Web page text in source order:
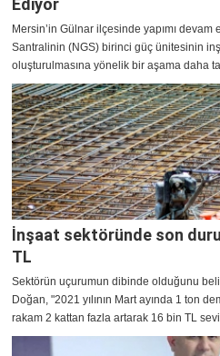
Ediyor
Mersin’in Gülnar ilçesinde yapımı
Santralinin (NGS) birinci güç ünitesinin
oluşturulmasına yönelik bir aşama daha
İnşaat sektöründe son
TL
Sektörün uçurumun dibinde olduğunu
Doğan, "2021 yılının Mart ayında 1 ton
rakam 2 kattan fazla artarak 16 bin TL